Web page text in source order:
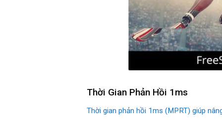
Thời Gian Phản Hồi 1ms
Thời gian phản hồi 1ms (MPRT) giúp